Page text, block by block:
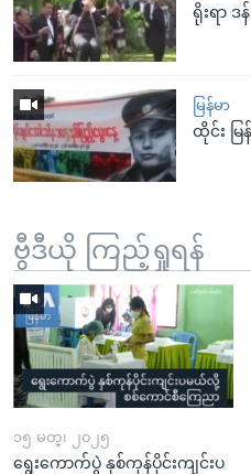
ရိုးရာ ဒ
မြန်မာ
ထိုင်း မ
ဗွီဒီယို ကြည့်ရှုရန်
၁၅ မတ္၊ ၂၀၂၅
ရွေးကောက်ပွဲ နှစ်ကုန်ပိုင်းကျင်းပ